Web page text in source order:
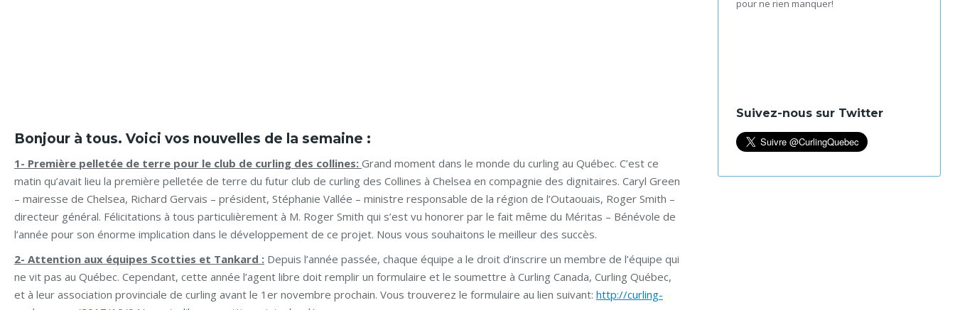
Bonjour à tous. Voici vos nouvelles de la semaine :
1- Première pelletée de terre pour le club de curling des collines: Grand moment dans le monde du curling au Québec. C’est ce
matin qu’avait lieu la première pelletée de terre du futur club de curling des Collines à Chelsea en compagnie des dignitaires. Caryl Green
– mairesse de Chelsea, Richard Gervais – président, Stéphanie Vallée – ministre responsable de la région de l’Outaouais, Roger Smith –
directeur général. Félicitations à tous particulièrement à M. Roger Smith qui s’est vu honorer par le fait même du Méritas – Bénévole de
l’année pour son énorme implication dans le développement de ce projet. Nous vous souhaitons le meilleur des succès.
2- Attention aux équipes Scotties et Tankard : Depuis l’année passée, chaque équipe a le droit d’inscrire un membre de l’équipe qui
ne vit pas au Québec. Cependant, cette année l’agent libre doit remplir un formulaire et le soumettre à Curling Canada, Curling Québec,
et à leur association provinciale de curling avant le 1er novembre prochain. Vous trouverez le formulaire au lien suivant: http://curling-
pour ne rien manquer!
Suivez-nous sur Twitter